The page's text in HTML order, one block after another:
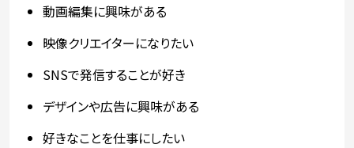
動画編集に興味がある
映像クリエイターになりたい
SNSで発信することが好き
デザインや広告に興味がある
好きなことを仕事にしたい